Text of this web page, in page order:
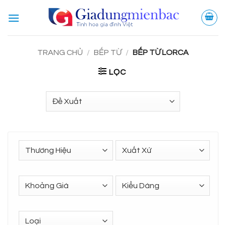
qua
TRANG CHỦ / BẾP TỪ / BẾP TỪ LORCA
LỌC